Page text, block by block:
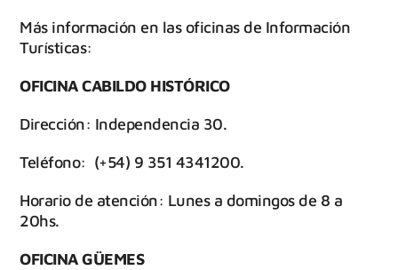
Más información en las oficinas de Información
Turísticas:
OFICINA CABILDO HISTÓRICO
Dirección: Independencia 30.
Teléfono: (+54) 9 351 4341200.
Horario de atención: Lunes a domingos de 8 a
20hs.
OFICINA GÜEMES